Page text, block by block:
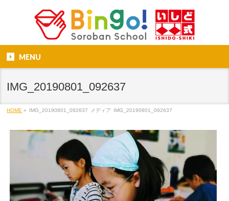
MENU
IMG_20190801_092637
HOME » IMG_20190801_092637 メディア IMG_20190801_092637